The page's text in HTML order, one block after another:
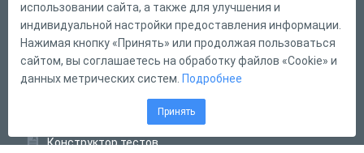
Русский
Справка
Форма обратной связи
Конструктор тестов
использовании сайта, а также для улучшения и
индивидуальной настройки предоставления информации.
Нажимая кнопку «Принять» или продолжая пользоваться
сайтом, вы соглашаетесь на обработку файлов «Cookie» и
данных метрических систем. Подробнее
Принять